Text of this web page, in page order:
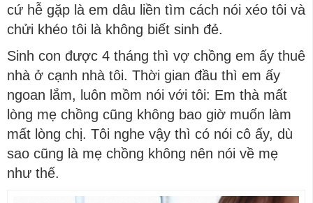
cứ hễ gặp là em dâu liền tìm cách nói xéo tôi và
chửi khéo tôi là không biết sinh đẻ.
Sinh con được 4 tháng thì vợ chồng em ấy thuê
nhà ở cạnh nhà tôi. Thời gian đầu thì em ấy
ngoan lắm, luôn mồm nói với tôi: Em thà mất
lòng mẹ chồng cũng không bao giờ muốn làm
mất lòng chị. Tôi nghe vậy thì có nói cô ấy, dù
sao cũng là mẹ chồng không nên nói về mẹ
như thế.